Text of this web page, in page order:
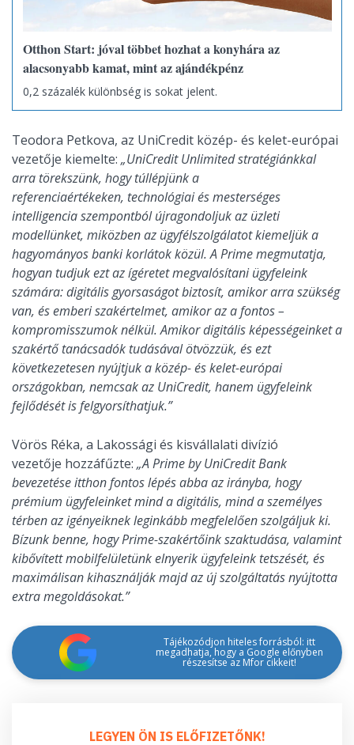
Otthon Start: jóval többet hozhat a konyhára az
alacsonyabb kamat, mint az ajándékpénz
0,2 százalék különbség is sokat jelent.
Teodora Petkova, az UniCredit közép- és kelet-európai
vezetője kiemelte: „UniCredit Unlimited stratégiánkkal
arra törekszünk, hogy túllépjünk a
referenciaértékeken, technológiai és mesterséges
intelligencia szempontból újragondoljuk az üzleti
modellünket, miközben az ügyfélszolgálatot kiemeljük a
hagyományos banki korlátok közül. A Prime megmutatja,
hogyan tudjuk ezt az ígéretet megvalósítani ügyfeleink
számára: digitális gyorsaságot biztosít, amikor arra szükség
van, és emberi szakértelmet, amikor az a fontos –
kompromisszumok nélkül. Amikor digitális képességeinket a
szakértő tanácsadók tudásával ötvözzük, és ezt
következetesen nyújtjuk a közép- és kelet-európai
országokban, nemcsak az UniCredit, hanem ügyfeleink
fejlődését is felgyorsíthatjuk.”
Vörös Réka, a Lakossági és kisvállalati divízió
vezetője hozzáfűzte: „A Prime by UniCredit Bank
bevezetése itthon fontos lépés abba az irányba, hogy
prémium ügyfeleinket mind a digitális, mind a személyes
térben az igényeiknek leginkább megfelelően szolgáljuk ki.
Bízunk benne, hogy Prime-szakértőink szaktudása, valamint
kibővített mobilfelületünk elnyerik ügyfeleink tetszését, és
maximálisan kihasználják majd az új szolgáltatás nyújtotta
extra megoldásokat.”
Tájékozódjon hiteles forrásból: itt
megadhatja, hogy a Google előnyben
részesítse az Mfor cikkeit!
LEGYEN ÖN IS ELŐFIZETŐNK!